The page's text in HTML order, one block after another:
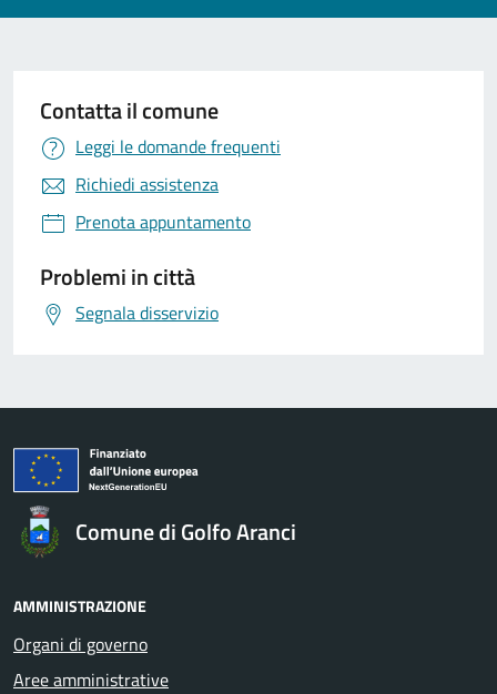
Contatta il comune
Leggi le domande frequenti
Richiedi assistenza
Prenota appuntamento
Problemi in città
Segnala disservizio
Comune di Golfo Aranci
AMMINISTRAZIONE
Organi di governo
Aree amministrative